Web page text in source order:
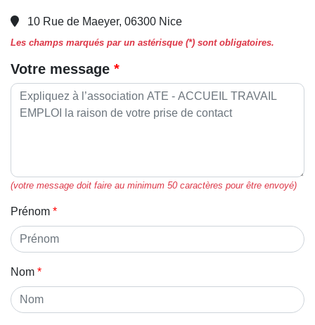
10 Rue de Maeyer, 06300 Nice
Les champs marqués par un astérisque (*) sont obligatoires.
Votre message
(votre message doit faire au minimum 50 caractères pour être envoyé)
Prénom
Nom